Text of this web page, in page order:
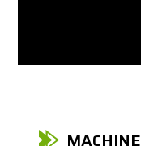
MACHINE